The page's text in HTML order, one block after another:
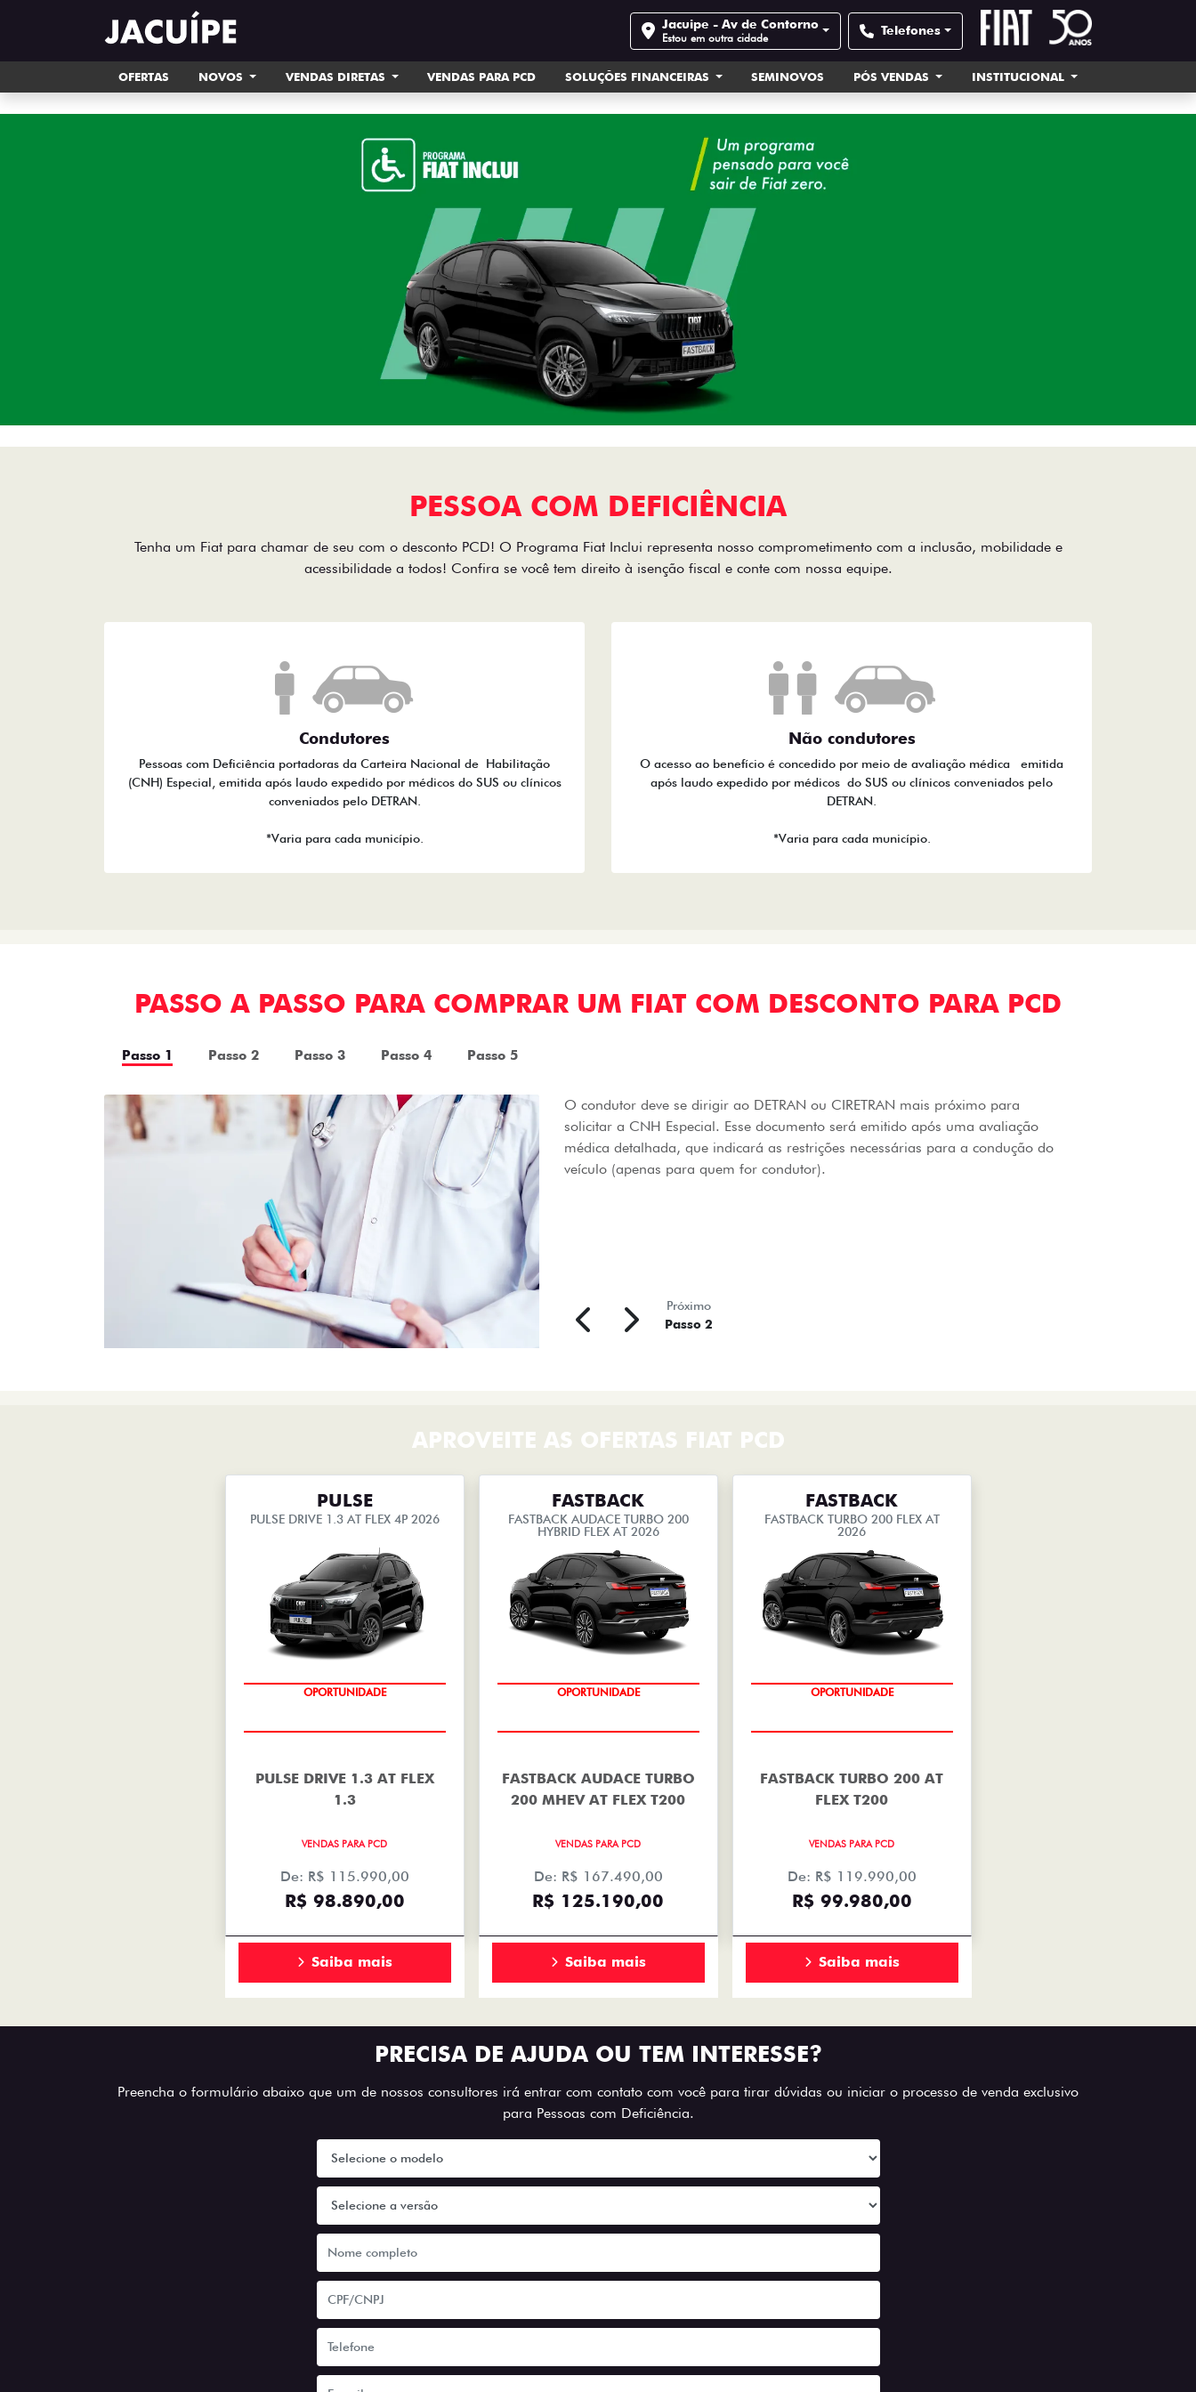
Jacuipe - Av de Contorno
Estou em outra cidade Telefones
OFERTAS NOVOS VENDAS DIRETAS VENDAS PARA PCD SOLUÇÕES FINANCEIRAS SEMINOVOS PÓS VENDAS INSTITUCIONAL
PESSOA COM DEFICIÊNCIA
Tenha um Fiat para chamar de seu com o desconto PCD! O Programa Fiat Inclui representa nosso comprometimento com a inclusão, mobilidade e
acessibilidade a todos! Confira se você tem direito à isenção fiscal e conte com nossa equipe.
Condutores
Pessoas com Deficiência portadoras da Carteira Nacional de Habilitação
(CNH) Especial, emitida após laudo expedido por médicos do SUS ou clínicos
conveniados pelo DETRAN.
*Varia para cada município.
Não condutores
O acesso ao benefício é concedido por meio de avaliação médica emitida
após laudo expedido por médicos do SUS ou clínicos conveniados pelo
DETRAN.
*Varia para cada município.
PASSO A PASSO PARA COMPRAR UM FIAT COM DESCONTO PARA PCD
Passo 1 Passo 2 Passo 3 Passo 4 Passo 5
O condutor deve se dirigir ao DETRAN ou CIRETRAN mais próximo para
solicitar a CNH Especial. Esse documento será emitido após uma avaliação
médica detalhada, que indicará as restrições necessárias para a condução do
veículo (apenas para quem for condutor).
Próximo
Passo 2
APROVEITE AS OFERTAS FIAT PCD
PULSE
PULSE DRIVE 1.3 AT FLEX 4P 2026
OPORTUNIDADE
PULSE DRIVE 1.3 AT FLEX
1.3
VENDAS PARA PCD
De: R$ 115.990,00
R$ 98.890,00
Saiba mais
FASTBACK
FASTBACK AUDACE TURBO 200
HYBRID FLEX AT 2026
OPORTUNIDADE
FASTBACK AUDACE TURBO
200 MHEV AT FLEX T200
VENDAS PARA PCD
De: R$ 167.490,00
R$ 125.190,00
Saiba mais
FASTBACK
FASTBACK TURBO 200 FLEX AT
2026
OPORTUNIDADE
FASTBACK TURBO 200 AT
FLEX T200
VENDAS PARA PCD
De: R$ 119.990,00
R$ 99.980,00
Saiba mais
PRECISA DE AJUDA OU TEM INTERESSE?
Preencha o formulário abaixo que um de nossos consultores irá entrar com contato com você para tirar dúvidas ou iniciar o processo de venda exclusivo
para Pessoas com Deficiência.